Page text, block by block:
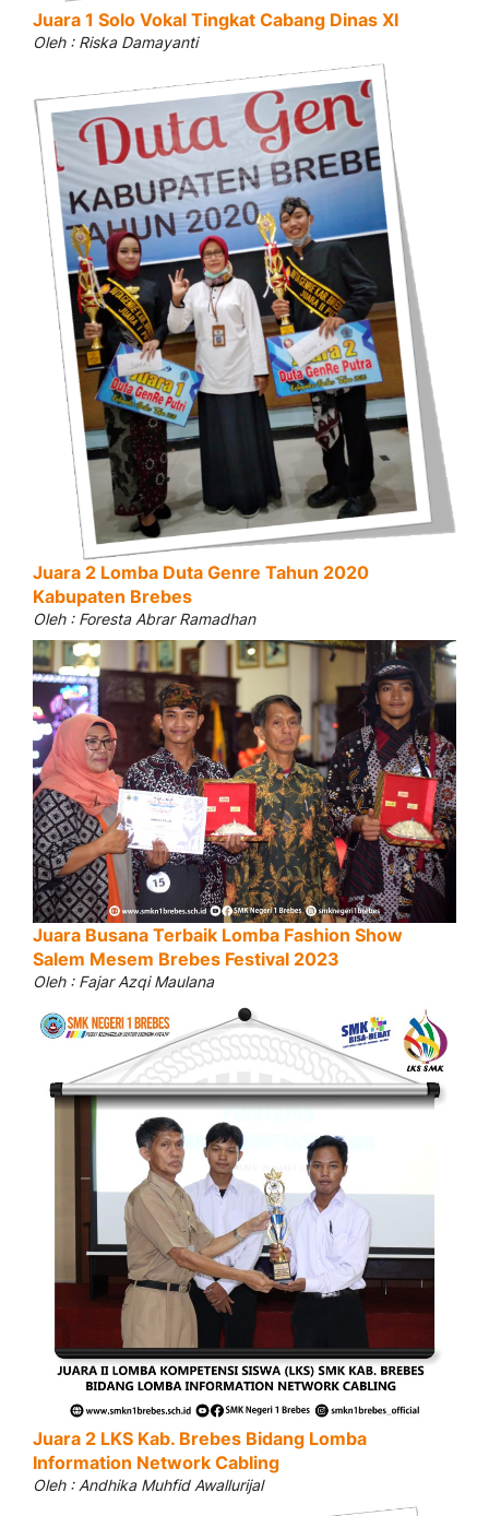
Juara 1 Solo Vokal Tingkat Cabang Dinas XI
Oleh : Riska Damayanti
Juara 2 Lomba Duta Genre Tahun 2020
Kabupaten Brebes
Oleh : Foresta Abrar Ramadhan
Juara Busana Terbaik Lomba Fashion Show
Salem Mesem Brebes Festival 2023
Oleh : Fajar Azqi Maulana
Juara 2 LKS Kab. Brebes Bidang Lomba
Information Network Cabling
Oleh : Andhika Muhfid Awallurijal